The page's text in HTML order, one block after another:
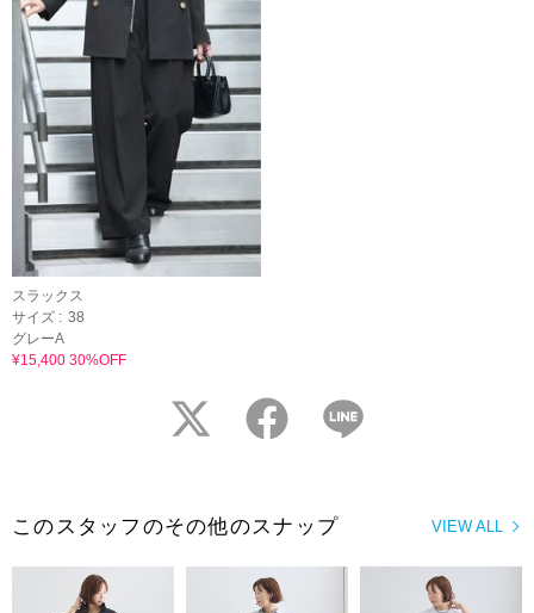
スラックス
サイズ : 38
グレーA
¥15,400 30%OFF
twitter facebook
VIEW ALL
このスタッフのその他のスナップ